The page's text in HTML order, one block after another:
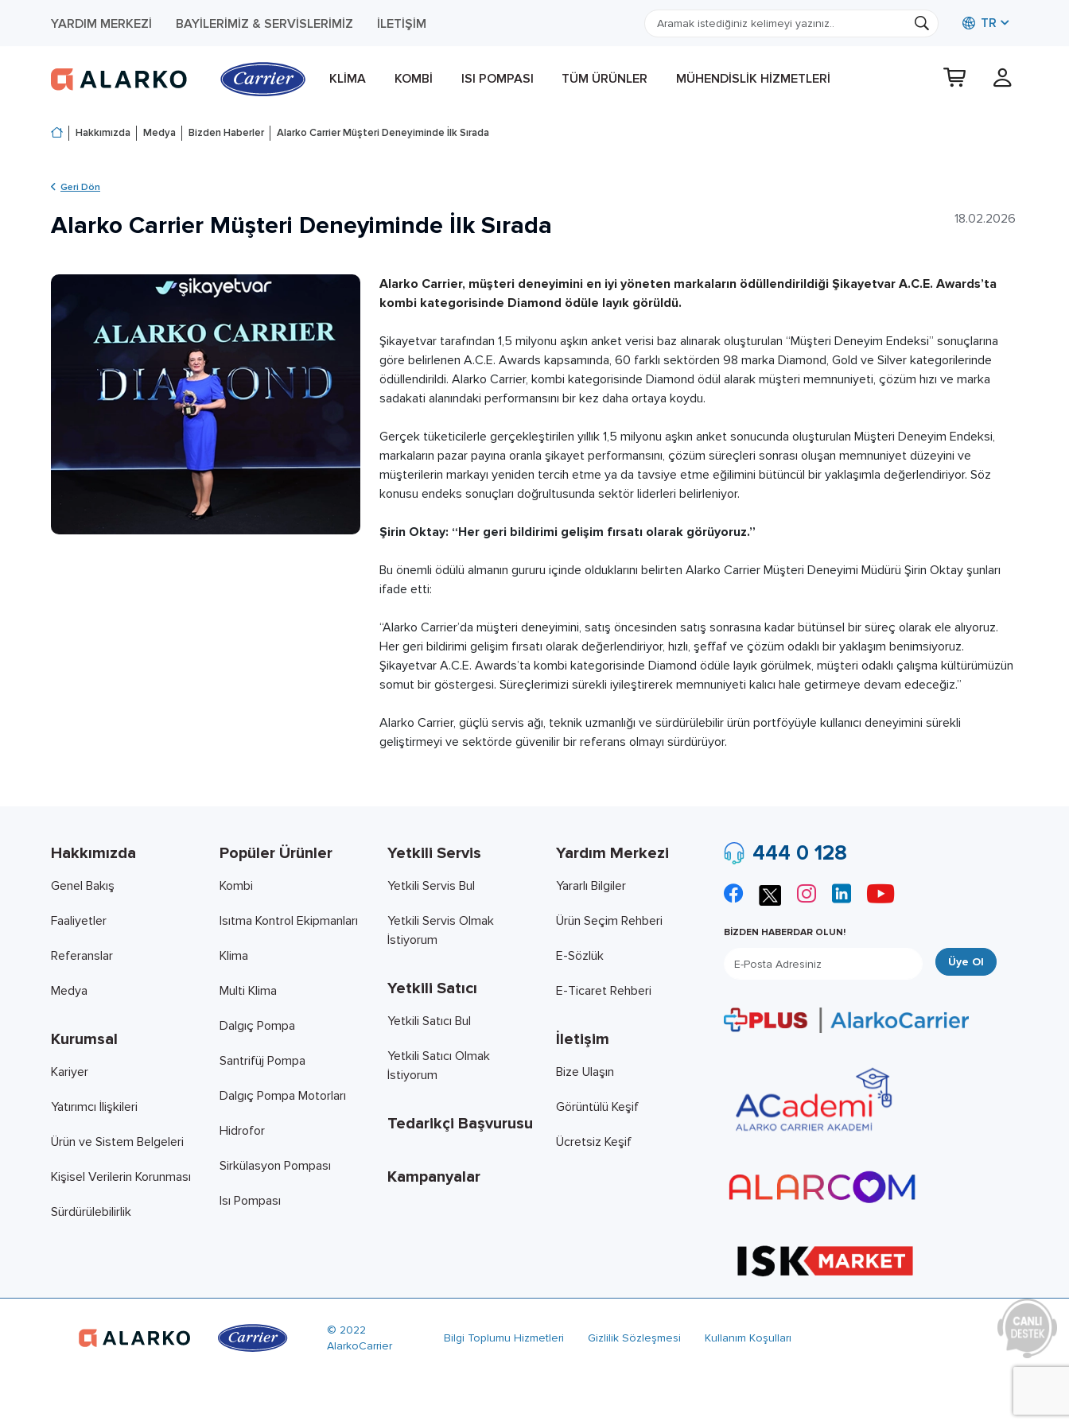
YARDIM MERKEZI BAYILERIMIZ & SERVISLERIMIZ İLETIŞIM TR
KLIMA KOMBI ISI POMPASI TÜM ÜRÜNLER MÜHENDISLIK HIZMETLERI
Hakkımızda Medya Bizden Haberler Alarko Carrier Müşteri Deneyiminde İlk Sırada
Geri Dön
Alarko Carrier Müşteri Deneyiminde İlk Sırada 18.02.2026
Alarko Carrier, müşteri deneyimini en iyi yöneten markaların ödüllendirildiği Şikayetvar A.C.E. Awards’ta
kombi kategorisinde Diamond ödüle layık görüldü.
Şikayetvar tarafından 1,5 milyonu aşkın anket verisi baz alınarak oluşturulan “Müşteri Deneyim Endeksi” sonuçlarına
göre belirlenen A.C.E. Awards kapsamında, 60 farklı sektörden 98 marka Diamond, Gold ve Silver kategorilerinde
ödüllendirildi. Alarko Carrier, kombi kategorisinde Diamond ödül alarak müşteri memnuniyeti, çözüm hızı ve marka
sadakati alanındaki performansını bir kez daha ortaya koydu.
Gerçek tüketicilerle gerçekleştirilen yıllık 1,5 milyonu aşkın anket sonucunda oluşturulan Müşteri Deneyim Endeksi,
markaların pazar payına oranla şikayet performansını, çözüm süreçleri sonrası oluşan memnuniyet düzeyini ve
müşterilerin markayı yeniden tercih etme ya da tavsiye etme eğilimini bütüncül bir yaklaşımla değerlendiriyor. Söz
konusu endeks sonuçları doğrultusunda sektör liderleri belirleniyor.
Şirin Oktay: “Her geri bildirimi gelişim fırsatı olarak görüyoruz.”
Bu önemli ödülü almanın gururu içinde olduklarını belirten Alarko Carrier Müşteri Deneyimi Müdürü Şirin Oktay şunları
ifade etti:
“Alarko Carrier’da müşteri deneyimini, satış öncesinden satış sonrasına kadar bütünsel bir süreç olarak ele alıyoruz.
Her geri bildirimi gelişim fırsatı olarak değerlendiriyor, hızlı, şeffaf ve çözüm odaklı bir yaklaşım benimsiyoruz.
Şikayetvar A.C.E. Awards’ta kombi kategorisinde Diamond ödüle layık görülmek, müşteri odaklı çalışma kültürümüzün
somut bir göstergesi. Süreçlerimizi sürekli iyileştirerek memnuniyeti kalıcı hale getirmeye devam edeceğiz.”
Alarko Carrier, güçlü servis ağı, teknik uzmanlığı ve sürdürülebilir ürün portföyüyle kullanıcı deneyimini sürekli
geliştirmeyi ve sektörde güvenilir bir referans olmayı sürdürüyor.
Hakkımızda
Genel Bakış
Faaliyetler
Referanslar
Medya
Kurumsal
Kariyer
Yatırımcı İlişkileri
Ürün ve Sistem Belgeleri
Kişisel Verilerin Korunması
Sürdürülebilirlik
Popüler Ürünler
Kombi
Isıtma Kontrol Ekipmanları
Klima
Multi Klima
Dalgıç Pompa
Santrifüj Pompa
Dalgıç Pompa Motorları
Hidrofor
Sirkülasyon Pompası
Isı Pompası
Yetkili Servis
Yetkili Servis Bul
Yetkili Servis Olmak
İstiyorum
Yetkili Satıcı
Yetkili Satıcı Bul
Yetkili Satıcı Olmak
İstiyorum
Tedarikçi Başvurusu
Kampanyalar
Yardım Merkezi
Yararlı Bilgiler
Ürün Seçim Rehberi
E-Sözlük
E-Ticaret Rehberi
İletişim
Bize Ulaşın
Görüntülü Keşif
Ücretsiz Keşif
444 0 128
BİZDEN HABERDAR OLUN!
Üye Ol
© 2022
AlarkoCarrier
Bilgi Toplumu Hizmetleri Gizlilik Sözleşmesi Kullanım Koşulları